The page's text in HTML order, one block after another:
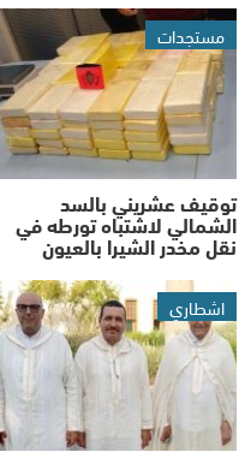
مستجدات
توقيف عشريني بالسد
الشمالي لاشتباه تورطه في
نقل مخدر الشيرا بالعيون
اشطاري